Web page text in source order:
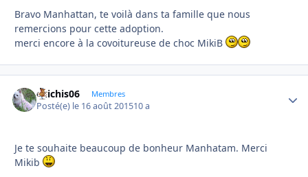
Bravo Manhattan, te voilà dans ta famille que nous
remercions pour cette adoption.
merci encore à la covoitureuse de choc MikiB
chichis06 Membres
Posté(e) le 16 août 201510 a
Je te souhaite beaucoup de bonheur Manhatam. Merci
Mikib